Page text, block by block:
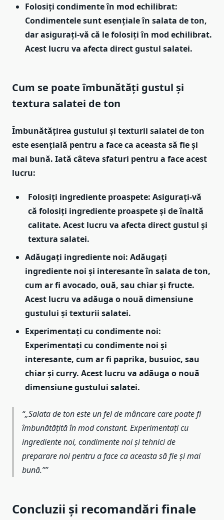
Folosiți condimente în mod echilibrat:
Condimentele sunt esențiale în salata de ton,
dar asigurați-vă că le folosiți în mod echilibrat.
Acest lucru va afecta direct gustul salatei.
Cum se poate îmbunătăți gustul și
textura salatei de ton
Îmbunătățirea gustului și texturii salatei de ton
este esențială pentru a face ca aceasta să fie și
mai bună. Iată câteva sfaturi pentru a face acest
lucru:
Folosiți ingrediente proaspete: Asigurați-vă
că folosiți ingrediente proaspete și de înaltă
calitate. Acest lucru va afecta direct gustul și
textura salatei.
Adăugați ingrediente noi: Adăugați
ingrediente noi și interesante în salata de ton,
cum ar fi avocado, ouă, sau chiar și fructe.
Acest lucru va adăuga o nouă dimensiune
gustului și texturii salatei.
Experimentați cu condimente noi:
Experimentați cu condimente noi și
interesante, cum ar fi paprika, busuioc, sau
chiar și curry. Acest lucru va adăuga o nouă
dimensiune gustului salatei.
„Salata de ton este un fel de mâncare care poate fi
îmbunătățită în mod constant. Experimentați cu
ingrediente noi, condimente noi și tehnici de
preparare noi pentru a face ca aceasta să fie și mai
bună.”
Concluzii și recomandări finale